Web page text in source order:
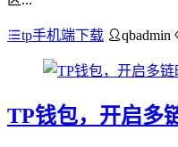
tp手机端下载 qbadmin
TP钱包，开启多